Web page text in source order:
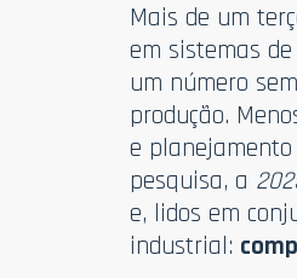
Mais de um
em sistemas
um número
produção.
e
pesquisa, a
e, lidos em
industrial: